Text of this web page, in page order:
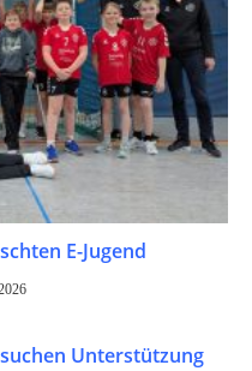
E-Jugend
Unterstützung